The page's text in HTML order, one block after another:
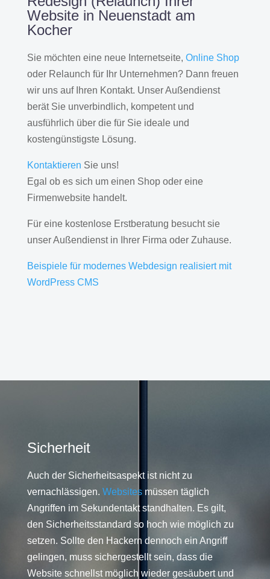
Website in Neuenstadt am
Kocher
Sie möchten eine neue Internetseite, Online Shop
oder Relaunch für Ihr Unternehmen? Dann freuen
wir uns auf Ihren Kontakt. Unser Außendienst
berät Sie unverbindlich, kompetent und
ausführlich über die für Sie ideale und
kostengünstigste Lösung.
Kontaktieren Sie uns!
Egal ob es sich um einen Shop oder eine
Firmenwebsite handelt.
Für eine kostenlose Erstberatung besucht sie
unser Außendienst in Ihrer Firma oder Zuhause.
Beispiele für modernes Webdesign realisiert mit
WordPress CMS
Sicherheit
Auch der Sicherheitsaspekt ist nicht zu
vernachlässigen. Websitesmüssen täglich
Angriffen im Sekundentakt standhalten. Es gilt,
den Sicherheitsstandard so hoch wie möglich zu
setzen. Sollte den Hackern dennoch ein Angriff
gelingen, muss sichergestellt sein, dass die
Website schnellst möglich wieder gesäubert und